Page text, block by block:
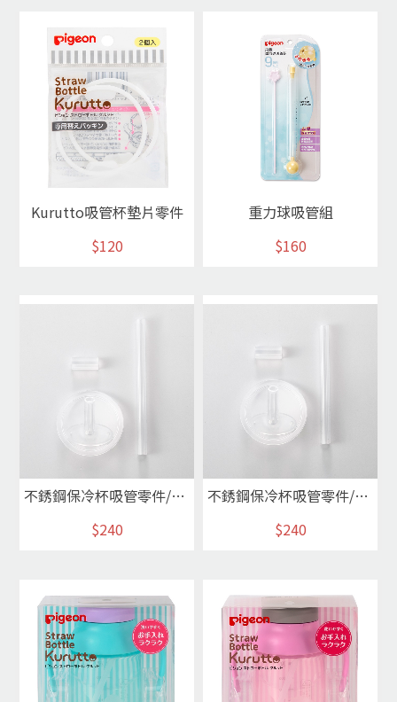
Kurutto吸管杯墊片零件
$120
重力球吸管組
$160
不銹鋼保冷杯吸管零件/300ml
$240
不銹鋼保冷杯吸管零件/240ml
$240